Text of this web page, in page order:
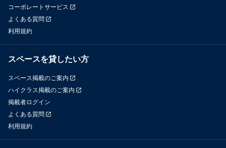
コーポレートサービス
よくある質問
利用規約
スペースを貸したい方
スペース掲載のご案内
ハイクラス掲載のご案内
掲載者ログイン
よくある質問
利用規約